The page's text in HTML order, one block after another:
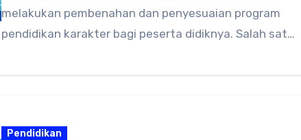
melakukan pembenahan dan penyesuaian program
pendidikan karakter bagi peserta didiknya. Salah satu
Pendidikan